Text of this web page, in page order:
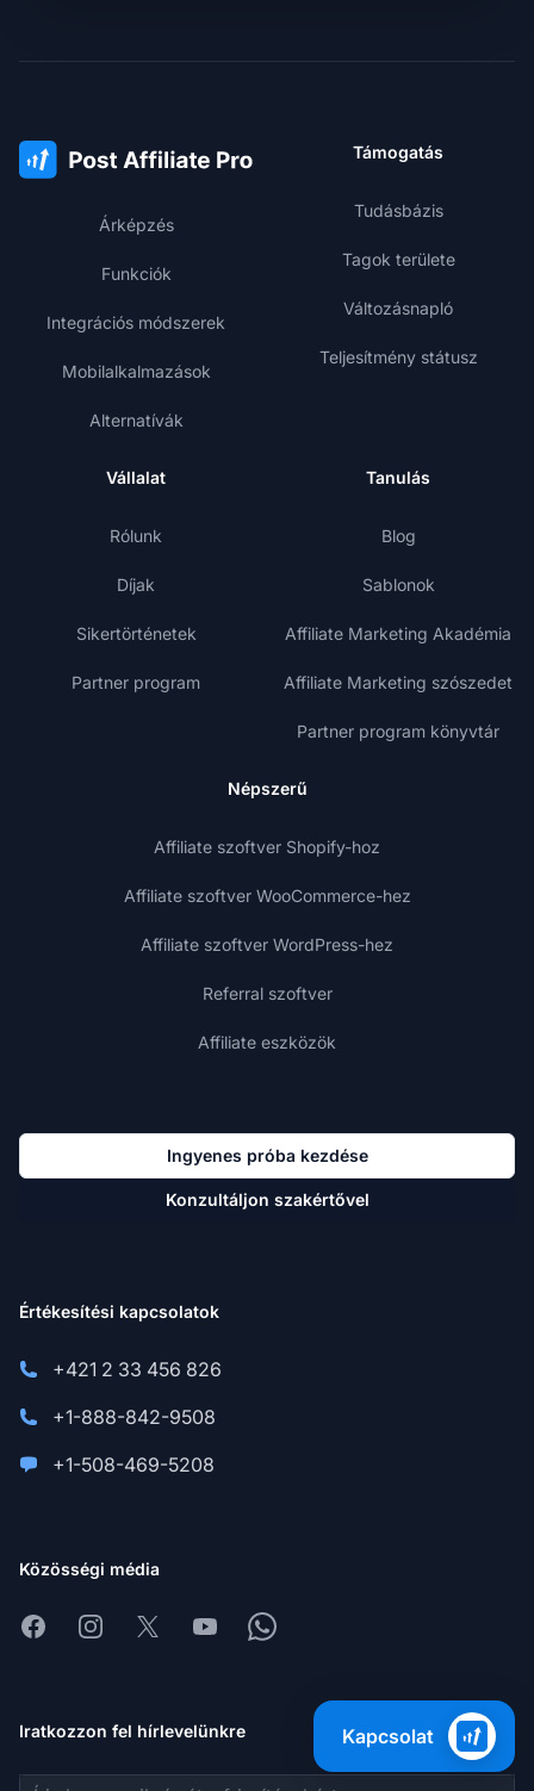
Árképzés
Funkciók
Integrációs módszerek
Mobilalkalmazások
Alternatívák
Támogatás
Tudásbázis
Tagok területe
Változásnapló
Teljesítmény státusz
Vállalat
Rólunk
Díjak
Sikertörténetek
Partner program
Tanulás
Blog
Sablonok
Affiliate Marketing Akadémia
Affiliate Marketing szószedet
Partner program könyvtár
Népszerű
Affiliate szoftver Shopify-hoz
Affiliate szoftver WooCommerce-hez
Affiliate szoftver WordPress-hez
Referral szoftver
Affiliate eszközök
Ingyenes próba kezdése
Konzultáljon szakértővel
Értékesítési kapcsolatok
+421 2 33 456 826
+1-888-842-9508
+1-508-469-5208
Közösségi média
FacebookInstagram
X YoutubeWhatsapp
Iratkozzon fel hírlevelünkre Kapcsolat